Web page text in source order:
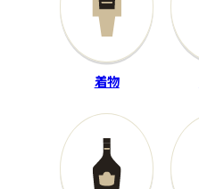
ホビー
満鉄パシナ12 燈火管制改造・
あじあ号 8両セット
A-8404
着物